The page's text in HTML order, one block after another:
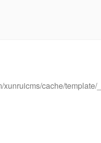
xunruicms/cache/